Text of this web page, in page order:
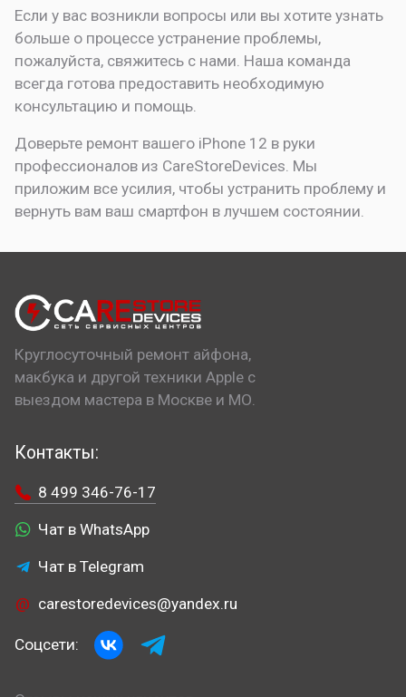
Если у вас возникли вопросы или вы хотите узнать
больше о процессе устранение проблемы,
пожалуйста, свяжитесь с нами. Наша команда
всегда готова предоставить необходимую
консультацию и помощь.
Доверьте ремонт вашего iPhone 12 в руки
профессионалов из CareStoreDevices. Мы
приложим все усилия, чтобы устранить проблему и
вернуть вам ваш смартфон в лучшем состоянии.
Круглосуточный ремонт айфона,
макбука и другой техники Apple с
выездом мастера в Москве и МО.
Контакты:
8 499 346-76-17
Чат в WhatsApp
Чат в Telegram
carestoredevices@yandex.ru
Соцсети: